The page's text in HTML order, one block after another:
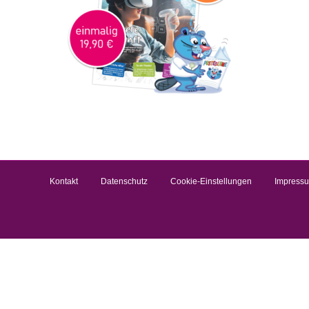
Kontakt Datenschutz Cookie-Einstellungen